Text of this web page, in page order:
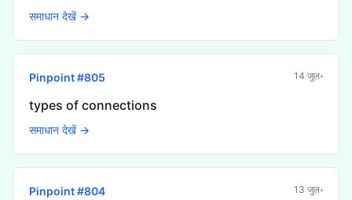
समाधान देखें →
Pinpoint #805 14 जुल॰
types of connections
समाधान देखें →
Pinpoint #804 13 जुल॰